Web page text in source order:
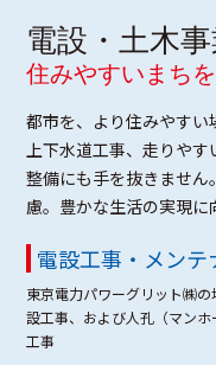
電設・土木
住みやすいまちを
都市を、より住みやす
上下水道工事、走りや
整備にも手を抜きませ
慮。豊かな生活の実現に
電設工事・メンテ
東京電力パワーグリット㈱
設工事、および人孔（マン
工事